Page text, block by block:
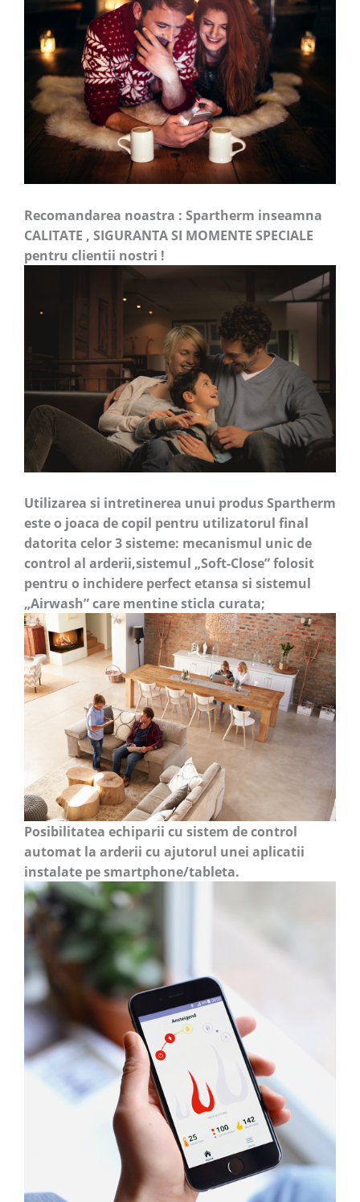
Recomandarea noastra : Spartherm inseamna
CALITATE , SIGURANTA SI MOMENTE SPECIALE
pentru clientii nostri !
Utilizarea si intretinerea unui produs Spartherm
este o joaca de copil pentru utilizatorul final
datorita celor 3 sisteme: mecanismul unic de
control al arderii,sistemul „Soft-Close” folosit
pentru o inchidere perfect etansa si sistemul
„Airwash” care mentine sticla curata;
Posibilitatea echiparii cu sistem de control
automat la arderii cu ajutorul unei aplicatii
instalate pe smartphone/tableta.